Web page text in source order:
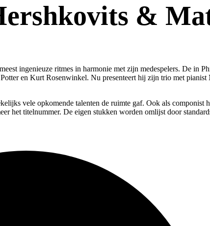
&
ingenieuze ritmes in harmonie met zijn medespelers. De in
en Kurt Rosenwinkel. Nu presenteert hij zijn trio met
vele opkomende talenten de ruimte gaf. Ook als componist
het titelnummer. De eigen stukken worden omlijst door